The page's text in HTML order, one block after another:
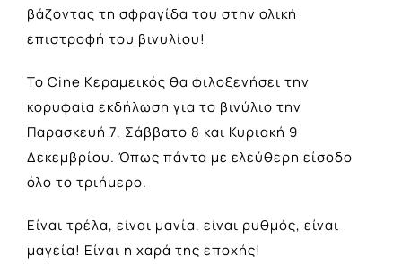
βάζοντας τη σφραγίδα του στην ολική
επιστροφή του βινυλίου!
Το Cine Κεραμεικός θα φιλοξενήσει την
κορυφαία εκδήλωση για το βινύλιο την
Παρασκευή 7, Σάββατο 8 και Κυριακή 9
Δεκεμβρίου. Όπως πάντα με ελεύθερη είσοδο
όλο το τριήμερο.
Είναι τρέλα, είναι μανία, είναι ρυθμός, είναι
μαγεία! Είναι η χαρά της εποχής!